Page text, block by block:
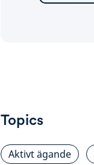
Topics
Aktivt ägande